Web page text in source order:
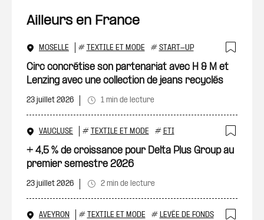
Ailleurs en France
MOSELLE # TEXTILE ET MODE # START-UP
Circ concrétise son partenariat avec H & M et
Lenzing avec une collection de jeans recyclés
23 juillet 2026 1 min de lecture
VAUCLUSE # TEXTILE ET MODE # ETI
+ 4,5 % de croissance pour Delta Plus Group au
premier semestre 2026
23 juillet 2026 2 min de lecture
AVEYRON # TEXTILE ET MODE # LEVÉE DE FONDS